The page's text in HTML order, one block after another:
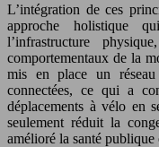
L’intégration de ces
approche holistique
l’infrastructure
comportementaux de la
mis en place un
connectées, ce qui a
déplacements à vélo en
seulement réduit la
amélioré la santé publique